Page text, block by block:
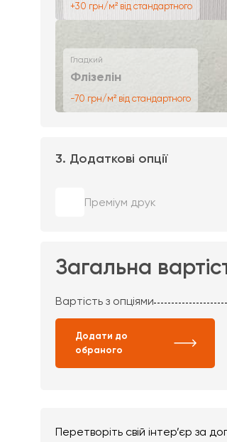
+30 грн/м² від стандартного
Гладкий
Флізелін
-70 грн/м² від стандартного
3. Додаткові опції
Преміум друк
Загальна
Вартість з опціями
Додати до
обраного
Перетворіть свій інтер’єр